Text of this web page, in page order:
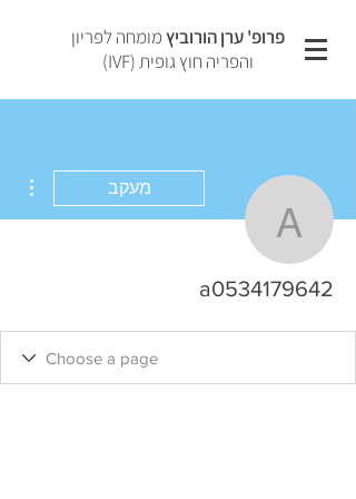
פרופ' ערן הורוביץ מומחה לפריון
והפריה חוץ גופית (IVF)
a0534179642
מעקב
a0534179642